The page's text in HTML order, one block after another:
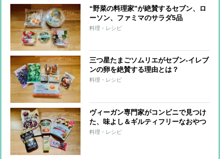
“野菜の料理家”が絶賛するセブン、ロ
ーソン、ファミマのサラダ5品
料理・レシピ
三つ星たまごソムリエがセブン-イレブ
ンの卵を絶賛する理由とは？
料理・レシピ
ヴィーガン専門家がコンビニで見つけ
た、味よし＆ギルティフリーなおやつ
6品
料理・レシピ